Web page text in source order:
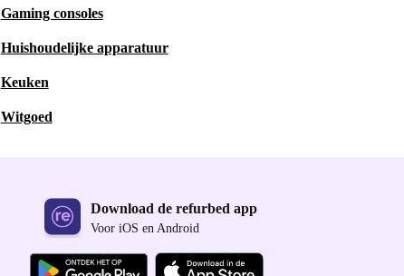
Gaming consoles
Huishoudelijke apparatuur
Keuken
Witgoed
Download de refurbed app
Voor iOS en Android